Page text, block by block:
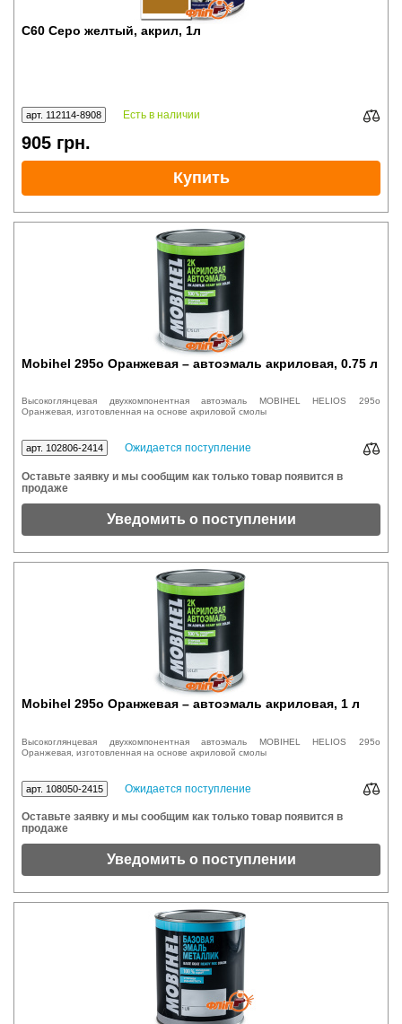
C60 Серо желтый, акрил, 1л
арт. 112114-8908 Есть в наличии
905 грн.
Купить
Mobihel 295o Оранжевая – автоэмаль акриловая, 0.75 л
Высокоглянцевая двухкомпонентная автоэмаль MOBIHEL HELIOS 295o
Оранжевая, изготовленная на основе акриловой смолы
арт. 102806-2414 Ожидается поступление
Оставьте заявку и мы сообщим как только товар появится в
продаже
Уведомить о поступлении
Mobihel 295o Оранжевая – автоэмаль акриловая, 1 л
Высокоглянцевая двухкомпонентная автоэмаль MOBIHEL HELIOS 295o
Оранжевая, изготовленная на основе акриловой смолы
арт. 108050-2415 Ожидается поступление
Оставьте заявку и мы сообщим как только товар появится в
продаже
Уведомить о поступлении